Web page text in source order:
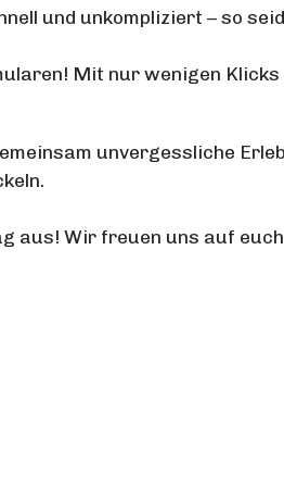
und unkompliziert – so
Mit nur wenigen
unvergessliche
aus! Wir freuen uns auf